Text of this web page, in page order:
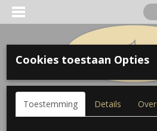
Inloggen Registreren
Cookies toestaan Opties
Toestemming Details Over